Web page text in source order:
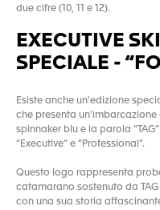
due cifre (10, 11 e 12).
EXECUTIVE
SPECIALE -
Esiste anche un'edizione
che presenta
spinnaker blu e la parola
“Executive” e “Professional”.
Questo logo rappresenta
catamarano sostenuto da
con una sua storia